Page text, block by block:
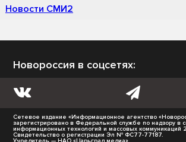
Новости СМИ2
Новороссия в соцсетях:
Сетевое издание «Информационное агентство
зарегистрировано в Федеральной службе по надзору в
информационных технологий и массовых коммуникаций
Свидетельство о регистрации Эл № ФС77-77187.